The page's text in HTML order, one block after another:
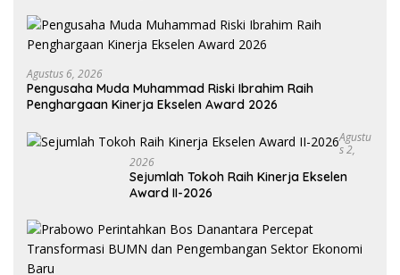
Agustus 6, 2026
Pengusaha Muda Muhammad Riski Ibrahim Raih
Penghargaan Kinerja Ekselen Award 2026
Agustu
S 2,
2026
Sejumlah Tokoh Raih Kinerja Ekselen
Award II-2026